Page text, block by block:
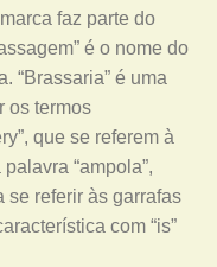
faz parte do
é o nome do
“Brassaria” é uma
os termos
que se referem à
“ampola”,
se referir às garrafas
com “is”